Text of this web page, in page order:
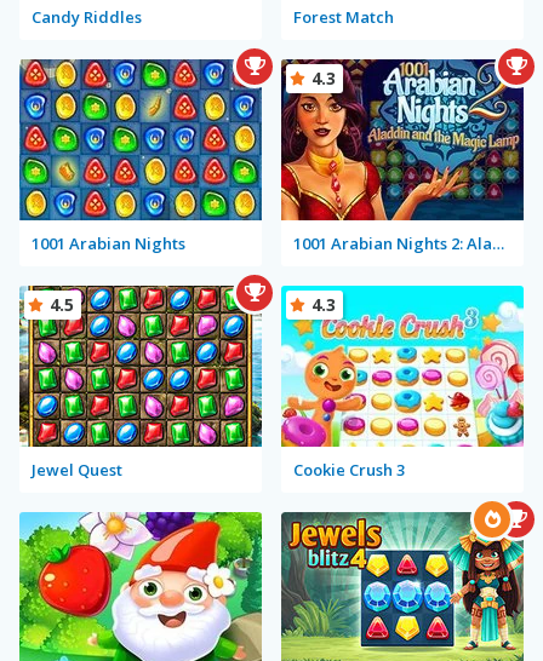
Candy Riddles Forest Match
1001 Arabian Nights 1001 Arabian Nights 2: Aladdin and the Magic Lamp
4.3
Jewel Quest
4.5
Cookie Crush 3
4.3